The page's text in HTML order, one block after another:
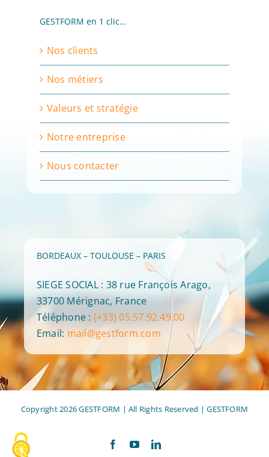
GESTFORM en 1 clic…
Nos clients
Nos métiers
Valeurs et stratégie
Notre entreprise
Nous contacter
BORDEAUX – TOULOUSE – PARIS
SIEGE SOCIAL : 38 rue François Arago,
33700 Mérignac, France
Téléphone : (+33) 05.57.92.49.00
Email: mail@gestform.com
Copyright 2026 GESTFORM | All Rights Reserved |GESTFORM
FacebookYouTubeLinkedIn